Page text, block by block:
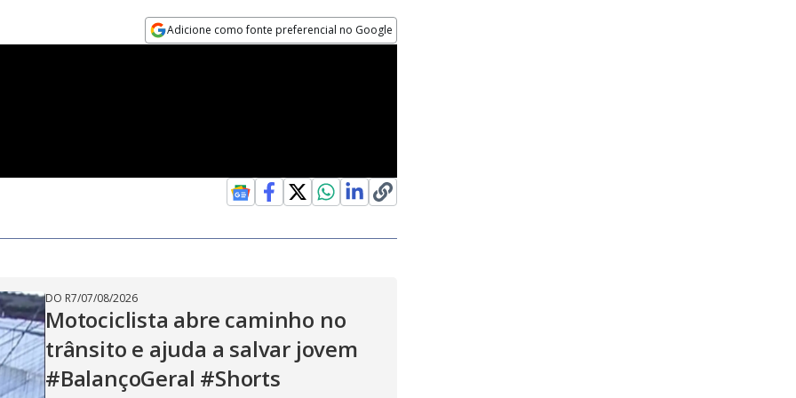
Adicione como fonte preferencial no Google
DO R7/07/08/2026
Motociclista abre caminho no
trânsito e ajuda a salvar jovem
#BalançoGeral #Shorts